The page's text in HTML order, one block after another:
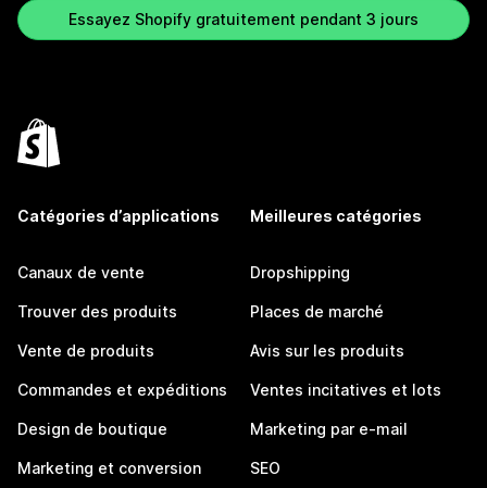
Essayez Shopify gratuitement pendant 3 jours
Catégories d’applications
Canaux de vente
Trouver des produits
Vente de produits
Commandes et expéditions
Design de boutique
Marketing et conversion
Meilleures catégories
Dropshipping
Places de marché
Avis sur les produits
Ventes incitatives et lots
Marketing par e-mail
SEO